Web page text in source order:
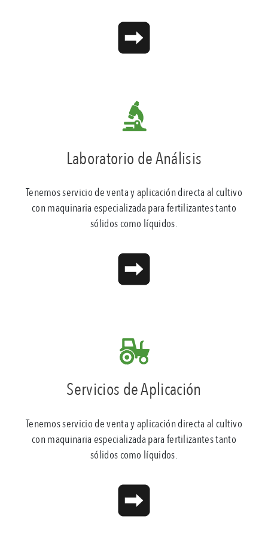
Laboratorio de Análisis
Tenemos servicio de venta y aplicación directa al cultivo
con maquinaria especializada para fertilizantes tanto
sólidos como líquidos.
Servicios de Aplicación
Tenemos servicio de venta y aplicación directa al cultivo
con maquinaria especializada para fertilizantes tanto
sólidos como líquidos.